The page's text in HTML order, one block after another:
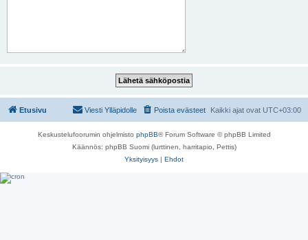
Etusivu Kaikki ajat ovat UTC+03:00
Poista evästeet
Viesti Ylläpidolle
Keskustelufoorumin ohjelmisto phpBB® Forum Software © phpBB Limited
Käännös: phpBB Suomi (lurttinen, harritapio, Pettis)
Yksityisyys | Ehdot